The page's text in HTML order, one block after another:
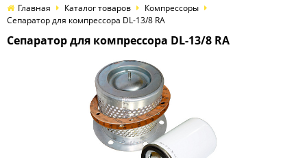
Главная Каталог товаров
Компрессоры
Сепаратор для компрессора DL-13/8 RA
Сепаратор для компрессора DL-13/8 RA